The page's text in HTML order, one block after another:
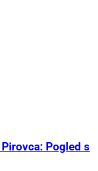
Pogled s